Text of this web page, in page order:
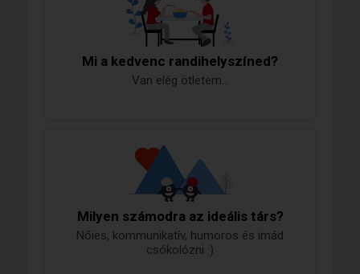
Mi a kedvenc randihelyszíned?
Van elég ötletem...
Milyen számodra az ideális társ?
Nőies, kommunikatív, humoros és imád
csókolózni :)